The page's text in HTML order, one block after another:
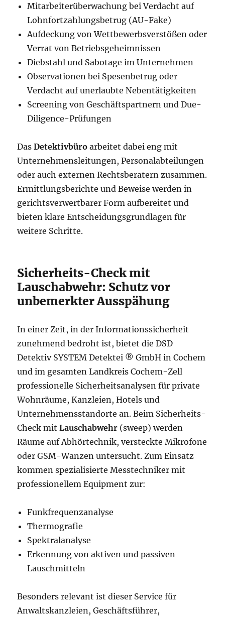
Mitarbeiterüberwachung bei Verdacht auf
Lohnfortzahlungsbetrug (AU-Fake)
Aufdeckung von Wettbewerbsverstößen oder
Verrat von Betriebsgeheimnissen
Diebstahl und Sabotage im Unternehmen
Observationen bei Spesenbetrug oder
Verdacht auf unerlaubte Nebentätigkeiten
Screening von Geschäftspartnern und Due-
Diligence-Prüfungen
DasDetektivbüro arbeitet dabei eng mit
Unternehmensleitungen, Personalabteilungen
oder auch externen Rechtsberatern zusammen.
Ermittlungsberichte und Beweise werden in
gerichtsverwertbarer Form aufbereitet und
bieten klare Entscheidungsgrundlagen für
weitere Schritte.
Sicherheits-Check mit
Lauschabwehr: Schutz vor
unbemerkter Ausspähung
In einer Zeit, in der Informationssicherheit
zunehmend bedroht ist, bietet die DSD
Detektiv SYSTEM Detektei ® GmbH in Cochem
und im gesamten Landkreis Cochem-Zell
professionelle Sicherheitsanalysen für private
Wohnräume, Kanzleien, Hotels und
Unternehmensstandorte an. Beim Sicherheits-
Check mitLauschabwehr (sweep) werden
Räume auf Abhörtechnik, versteckte Mikrofone
oder GSM-Wanzen untersucht. Zum Einsatz
kommen spezialisierte Messtechniker mit
professionellem Equipment zur:
Funkfrequenzanalyse
Thermografie
Spektralanalyse
Erkennung von aktiven und passiven
Lauschmitteln
Besonders relevant ist dieser Service für
Anwaltskanzleien, Geschäftsführer,